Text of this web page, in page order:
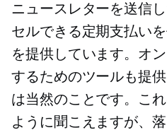
ニュースレターを送信
セルできる定期支払い
を提供しています。オ
するためのツールも提
は当然のことです。こ
ように聞こえますが、